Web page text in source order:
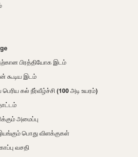
பிரத்தியோக இடம்
கூடிய இடம்
பெரிய கல் நீர்வீழ்ச்சி (100 அடி உயரம்)
அமைப்பு
பொது விளக்குகள்
வசதி